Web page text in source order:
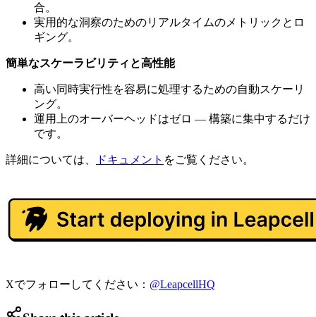
合。
実用的な洞察のためのリアルタイムのメトリックとロ
ギング。
簡単なスケーラビリティと高性能
高い同時実行性を容易に処理するための自動スケーリ
ング。
運用上のオーバーヘッドはゼロ — 構築に集中するだけ
です。
詳細については、 ドキュメント をご覧ください。
Xでフォローしてください： @LeapcellHQ